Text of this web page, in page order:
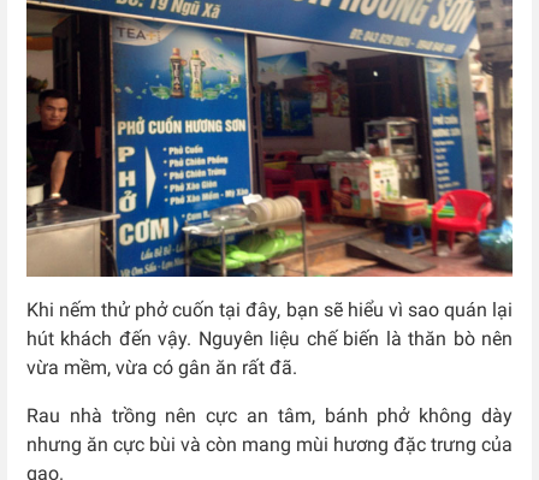
Khi nếm thử phở cuốn tại đây, bạn sẽ hiểu vì sao quán lại
hút khách đến vậy. Nguyên liệu chế biến là thăn bò nên
vừa mềm, vừa có gân ăn rất đã.
Rau nhà trồng nên cực an tâm, bánh phở không dày
nhưng ăn cực bùi và còn mang mùi hương đặc trưng của
gạo.